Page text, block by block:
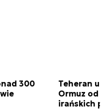
300
Teheran
Ormuz
irańskich